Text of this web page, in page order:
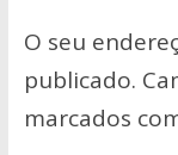
O seu
publicado.
marcados